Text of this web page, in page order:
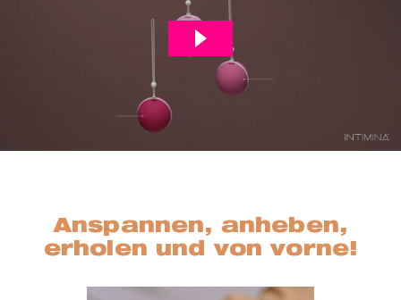
Anspannen, anheben,
erholen und von vorne!